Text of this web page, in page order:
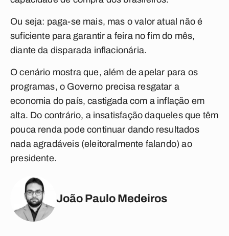
Ou seja: paga-se mais, mas o valor atual não é
suficiente para garantir a feira no fim do mês,
diante da disparada inflacionária.
O cenário mostra que, além de apelar para os
programas, o Governo precisa resgatar a
economia do país, castigada com a inflação em
alta. Do contrário, a insatisfação daqueles que têm
pouca renda pode continuar dando resultados
nada agradáveis (eleitoralmente falando) ao
presidente.
João Paulo Medeiros